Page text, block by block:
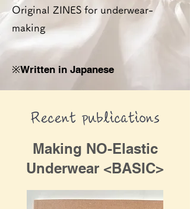
Original ZINES for underwear-
making
​※Written in Japanese
Recent publications
Making NO-Elastic
Underwear <BASIC>